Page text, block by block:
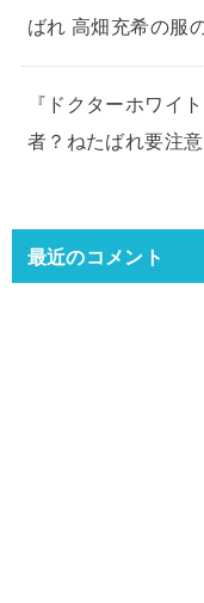
ばれ 高畑充希の服
『ドクターホワイ
者？ねたばれ要注意
最近のコメント